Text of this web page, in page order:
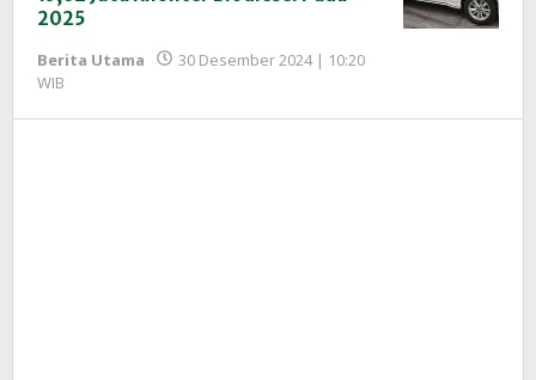
2025
Berita Utama
30 Desember 2024 | 10:20
WIB
InfoSAWIT